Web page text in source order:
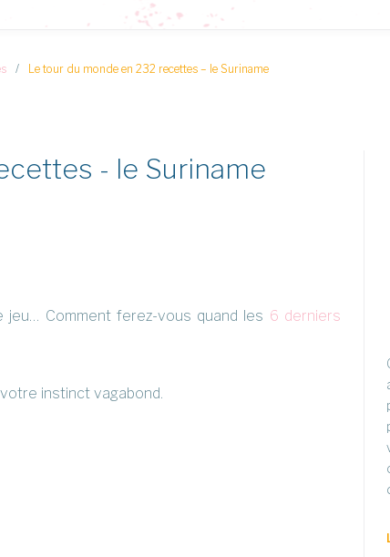
/ Le tour du monde en 232 recettes – le Suriname
- le Suriname
jeu… Comment ferez-vous quand les 6 derniers
instinct vagabond.